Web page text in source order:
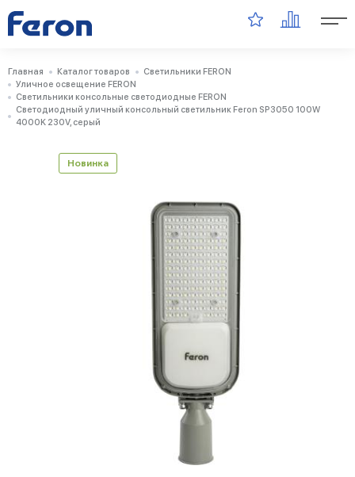
Главная Каталог товаров
Светильники FERON
Уличное освещение FERON
Светильники консольные светодиодные FERON
Светодиодный уличный консольный светильник Feron SP3050 100W
4000K 230V, серый
Новинка